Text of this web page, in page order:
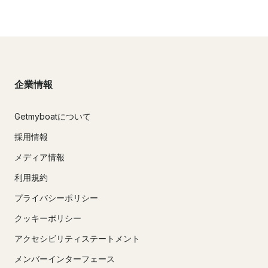
企業情報
Getmyboatについて
採用情報
メディア情報
利用規約
プライバシーポリシー
クッキーポリシー
アクセシビリティステートメント
メンバーインターフェース